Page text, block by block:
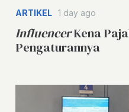
ARTIKEL 1 day ago
InfluencerKena
Pengaturannya